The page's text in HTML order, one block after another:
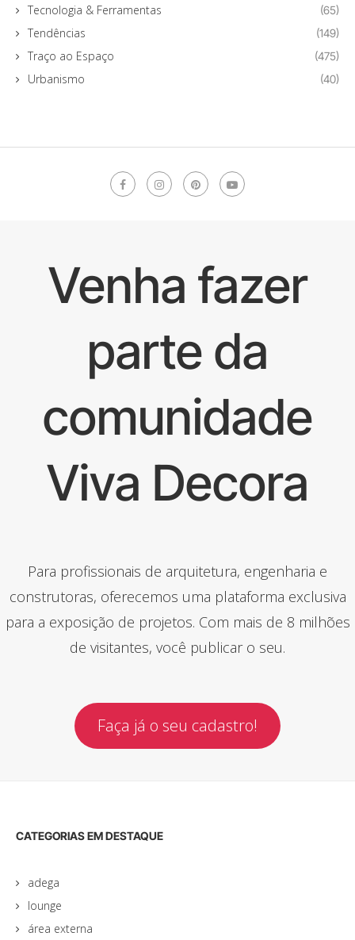
Tecnologia & Ferramentas (65)
Tendências (149)
Traço ao Espaço (475)
Urbanismo (40)
Venha fazer
parte da
comunidade
Viva Decora
Para profissionais de arquitetura, engenharia e
construtoras, oferecemos uma plataforma exclusiva
para a exposição de projetos. Com mais de 8 milhões
de visitantes, você publicar o seu.
Faça já o seu cadastro!
CATEGORIAS EM DESTAQUE
adega
lounge
área externa